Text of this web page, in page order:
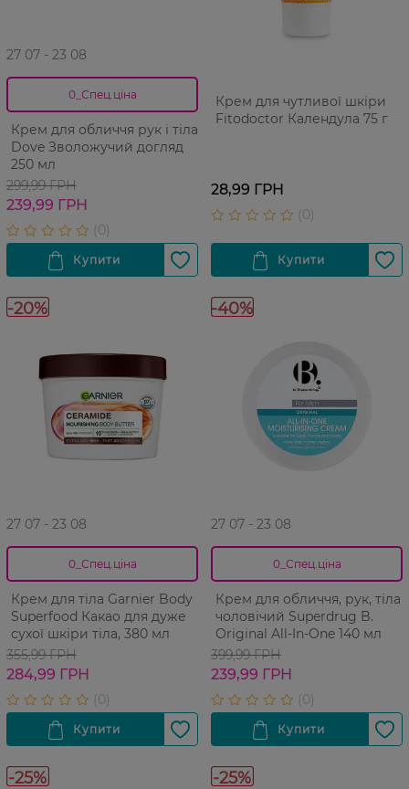
27 07 - 23 08
0_Спец.ціна
Крем для обличчя рук і тіла
Dove Зволожучий догляд
250 мл
299,99 ГРН
239,99 ГРН
Крем для чутливої шкіри
Fitodoctor Календула 75 г
28,99 ГРН
-20%
27 07 - 23 08
0_Спец.ціна
Крем для тіла Garnier Body
Superfood Какао для дуже
сухої шкіри тіла, 380 мл
355,99 ГРН
284,99 ГРН
-40%
27 07 - 23 08
0_Спец.ціна
Крем для обличчя, рук, тіла
чоловічий Superdrug B.
Original All-In-One 140 мл
399,99 ГРН
239,99 ГРН
-25% -25%